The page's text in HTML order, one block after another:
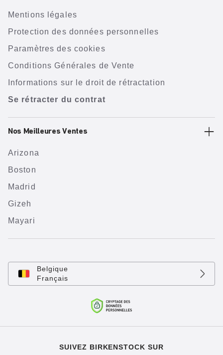
Mentions légales
Protection des données personnelles
Paramètres des cookies
Conditions Générales de Vente
Informations sur le droit de rétractation
Se rétracter du contrat
Nos Meilleures Ventes
Arizona
Boston
Madrid
Gizeh
Mayari
Belgique
Français
SUIVEZ BIRKENSTOCK SUR